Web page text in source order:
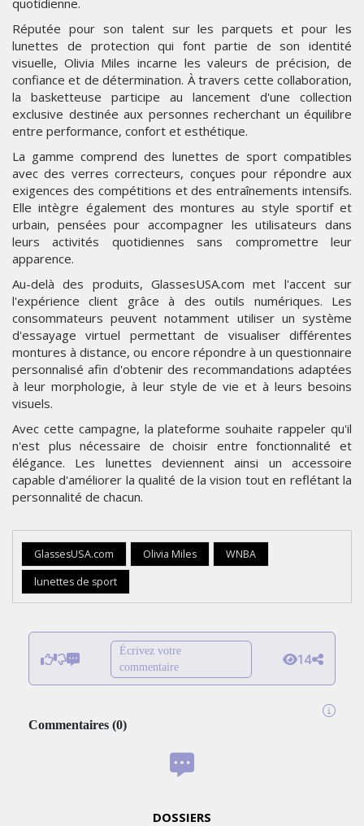
Réputée pour son talent sur les parquets et pour les
lunettes de protection qui font partie de son identité
visuelle, Olivia Miles incarne les valeurs de précision, de
confiance et de détermination. À travers cette collaboration,
la basketteuse participe au lancement d'une collection
exclusive destinée aux personnes recherchant un équilibre
entre performance, confort et esthétique.
La gamme comprend des lunettes de sport compatibles
avec des verres correcteurs, conçues pour répondre aux
exigences des compétitions et des entraînements intensifs.
Elle intègre également des montures au style sportif et
urbain, pensées pour accompagner les utilisateurs dans
leurs activités quotidiennes sans compromettre leur
apparence.
Au-delà des produits, GlassesUSA.com met l'accent sur
l'expérience client grâce à des outils numériques. Les
consommateurs peuvent notamment utiliser un système
d'essayage virtuel permettant de visualiser différentes
montures à distance, ou encore répondre à un questionnaire
personnalisé afin d'obtenir des recommandations adaptées
à leur morphologie, à leur style de vie et à leurs besoins
visuels.
Avec cette campagne, la plateforme souhaite rappeler qu'il
n'est plus nécessaire de choisir entre fonctionnalité et
élégance. Les lunettes deviennent ainsi un accessoire
capable d'améliorer la qualité de la vision tout en reflétant la
personnalité de chacun.
GlassesUSA.com Olivia Miles
WNBA
lunettes de sport
Écrivez votre
commentaire
14
Commentaires (0)
DOSSIERS